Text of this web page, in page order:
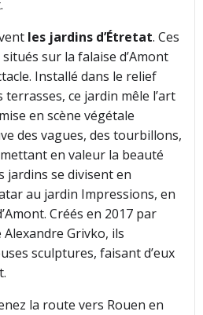
les jardins d’Étretat. Ces
sur la falaise d’Amont
Installé dans le relief
terrasses, ce jardin mêle l’art
en scène végétale
des vagues, des tourbillons,
en valeur la beauté
jardins se divisent en
au jardin Impressions, en
Créés en 2017 par
Alexandre Grivko, ils
sculptures, faisant d’eux
la route vers Rouen en